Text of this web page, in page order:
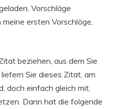
Vorschläge
ersten Vorschläge,
beziehen, aus dem Sie
Sie dieses Zitat, am
doch einfach gleich mit,
Dann hat die folgende